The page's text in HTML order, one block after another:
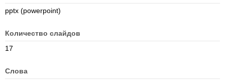
pptx (powerpoint)
Количество слайдов
17
Слова